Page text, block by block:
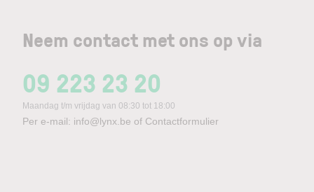
Neem contact met ons op via
09 223 23 20
Maandag t/m vrijdag van 08:30 tot 18:00
Per e-mail: info@lynx.be of Contactformulier